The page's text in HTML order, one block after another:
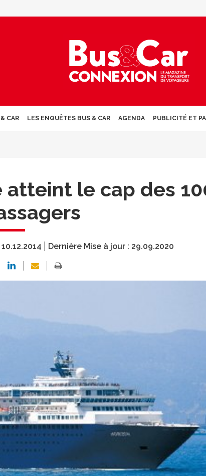
CAR LES ENQUÊTES BUS & CAR AGENDA PUBLICITÉ ET
atteint le cap des
10.12.2014 Dernière Mise à jour : 29.09.2020